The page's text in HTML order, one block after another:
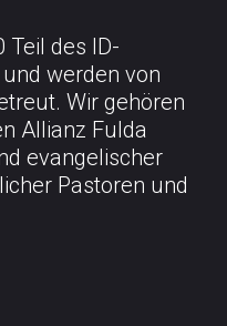
Teil des ID-
werden von
Wir gehören
Allianz Fulda
evangelischer
Pastoren und